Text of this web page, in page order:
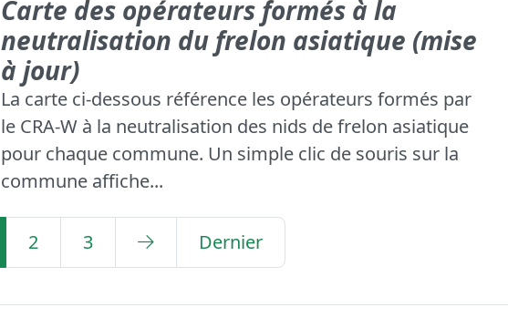
Carte des opérateurs formés à la
neutralisation du frelon asiatique (mise
à jour)
La carte ci-dessous référence les opérateurs formés par
le CRA-W à la neutralisation des nids de frelon asiatique
pour chaque commune. Un simple clic de souris sur la
commune affiche...
2 3 Dernier